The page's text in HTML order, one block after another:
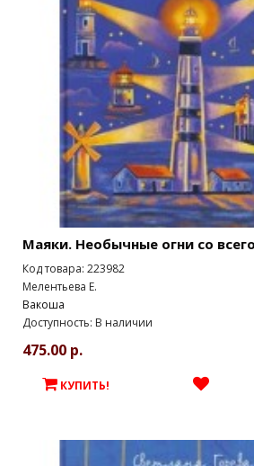
Маяки. Необычные огни со
Код товара: 223982
Мелентьева Е.
Вакоша
Доступность: В наличии
475.00 р.
КУПИТЬ!